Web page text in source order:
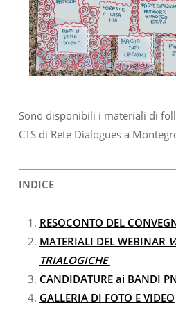
Sono disponibili i materiali di
CTS di Rete Dialogues a
INDICE
RESOCONTO DEL
MATERIALI DEL WEBINAR
TRIALOGICHE
CANDIDATURE ai BANDI
GALLERIA DI FOTO E VIDEO